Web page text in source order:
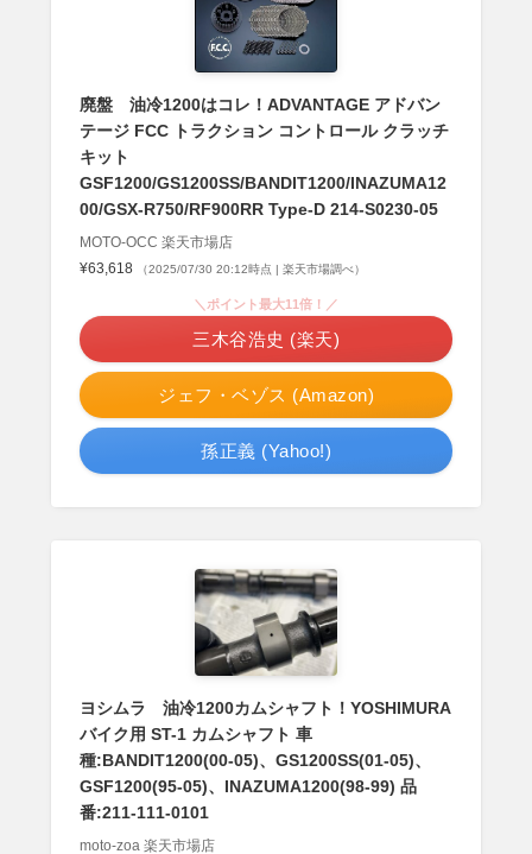
廃盤 油冷1200はコレ！ADVANTAGE アドバン
テージ FCC トラクション コントロール クラッチ
キット
GSF1200/GS1200SS/BANDIT1200/INAZUMA12
00/GSX-R750/RF900RR Type-D 214-S0230-05
MOTO-OCC 楽天市場店
¥63,618
（2025/07/30 20:12時点 | 楽天市場調べ）
ジェフ・ベゾス (Amazon)
＼ポイント最大11倍！／
三木谷浩史 (楽天)
孫正義 (Yahoo!)
ヨシムラ 油冷1200カムシャフト！YOSHIMURA
バイク用 ST-1 カムシャフト 車
種:BANDIT1200(00-05)、GS1200SS(01-05)、
GSF1200(95-05)、INAZUMA1200(98-99) 品
番:211-111-0101
moto-zoa 楽天市場店